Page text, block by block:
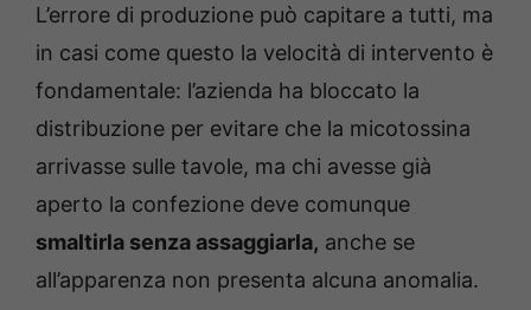
L’errore di produzione può capitare a tutti, ma
in casi come questo la velocità di intervento è
fondamentale: l’azienda ha bloccato la
distribuzione per evitare che la micotossina
arrivasse sulle tavole, ma chi avesse già
aperto la confezione deve comunque
smaltirla senza assaggiarla, anche se
all’apparenza non presenta alcuna anomalia.